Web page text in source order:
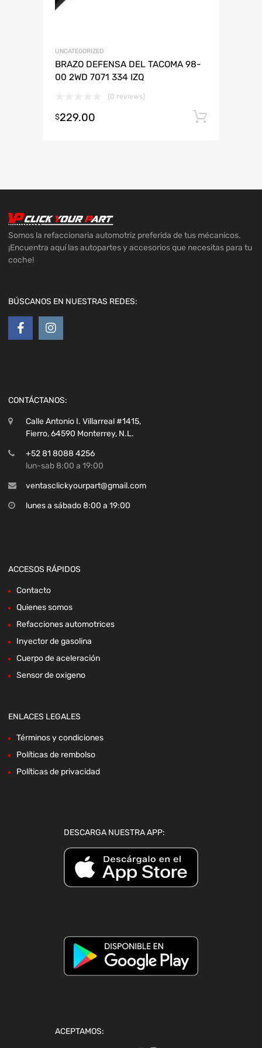
UNCATEGORIZED
BRAZO DEFENSA DEL TACOMA 98-
00 2WD 7071 334 IZQ
(0 reviews)
$229.00
Somos la refaccionaria automotriz preferida de tus mécanicos.
¡Encuentra aquí las autopartes y accesorios que necesitas para tu
coche!
BÚSCANOS EN NUESTRAS REDES:
CONTÁCTANOS:
Calle Antonio I. Villarreal #1415,
Fierro, 64590 Monterrey, N.L.
+52 81 8088 4256
lun-sab 8:00 a 19:00
ventasclickyourpart@gmail.com
lunes a sábado 8:00 a 19:00
ACCESOS RÁPIDOS
Contacto
Quienes somos
Refacciones automotrices
Inyector de gasolina
Cuerpo de aceleración
Sensor de oxigeno
ENLACES LEGALES
Términos y condiciones
Políticas de rembolso
Políticas de privacidad
DESCARGA NUESTRA APP:
ACEPTAMOS: